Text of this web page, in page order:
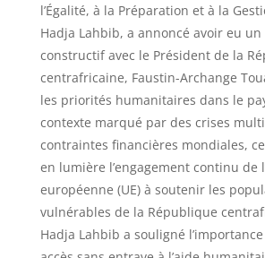
l’Égalité, à la Préparation et à la
Hadja Lahbib, a annoncé avoir eu un
constructif avec le Président de la
centrafricaine, Faustin-Archange
les priorités humanitaires dans le
contexte marqué par des crises
contraintes financières mondiales,
en lumière l’engagement continu de
européenne (UE) à soutenir les
vulnérables de la République
Hadja Lahbib a souligné